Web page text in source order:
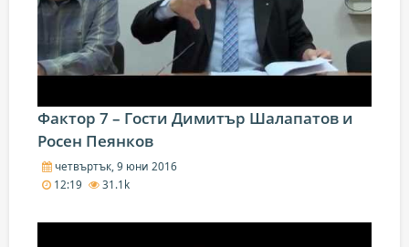
Фактор 7 – Гости Димитър Шалапатов и
Росен Пеянков
четвъртък, 9 юни 2016
12:19
31.1k